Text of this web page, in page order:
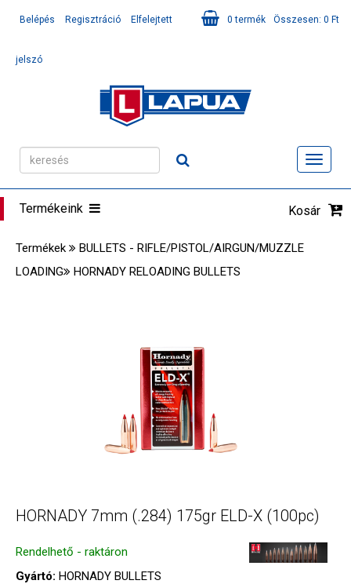
Összesen: 0 Ft
0 termék
Belépés Regisztráció Elfelejtett
jelszó
Termékeink Kosár
Termékek
BULLETS - RIFLE/PISTOL/AIRGUN/MUZZLE
LOADING
HORNADY RELOADING BULLETS
HORNADY 7mm (.284) 175gr ELD-X (100pc)
Rendelhető - raktáron
Gyártó: HORNADY BULLETS